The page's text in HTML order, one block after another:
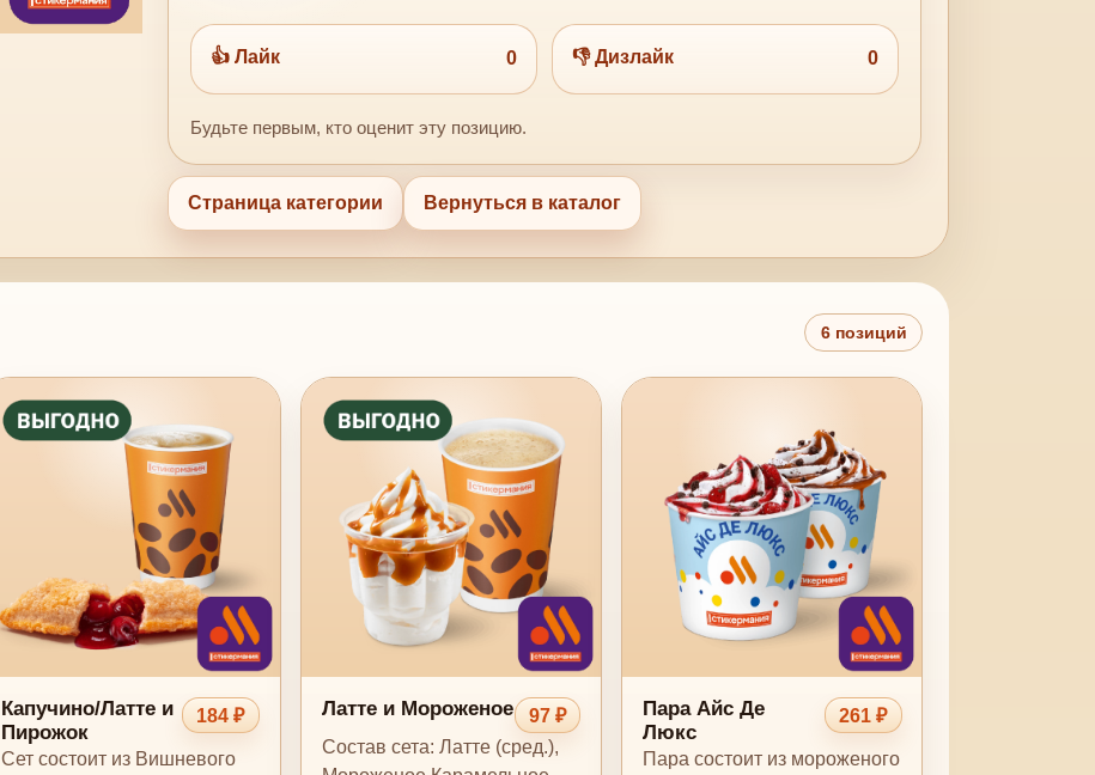
👍 Лайк 0 👎 Дизлайк 0
Будьте первым, кто оценит эту позицию.
Страница категории Вернуться в каталог
6 позиций
Капучино/Латте и
Пирожок
184 ₽
Сет состоит из Вишневого
Латте и Мороженое 97 ₽
Состав сета: Латте (сред.),
Пара Айс Де
Люкс
261 ₽
Пара состоит из мороженого